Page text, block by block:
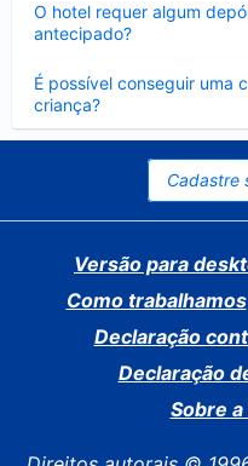
O hotel requer algum
antecipado?
É possível conseguir uma
criança?
Contraído
Cadastre
Versão para
Como trabalhamos
Declaração
Declaração
Sobre